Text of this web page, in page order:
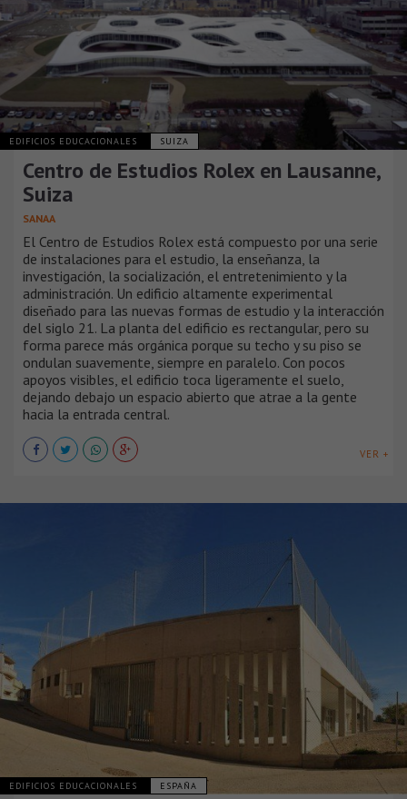
EDIFICIOS EDUCACIONALES SUIZA
Centro de Estudios Rolex en Lausanne,
Suiza
SANAA
El Centro de Estudios Rolex está compuesto por una serie
de instalaciones para el estudio, la enseñanza, la
investigación, la socialización, el entretenimiento y la
administración. Un edificio altamente experimental
diseñado para las nuevas formas de estudio y la interacción
del siglo 21. La planta del edificio es rectangular, pero su
forma parece más orgánica porque su techo y su piso se
ondulan suavemente, siempre en paralelo. Con pocos
apoyos visibles, el edificio toca ligeramente el suelo,
dejando debajo un espacio abierto que atrae a la gente
hacia la entrada central.
VER +
EDIFICIOS EDUCACIONALES ESPAÑA